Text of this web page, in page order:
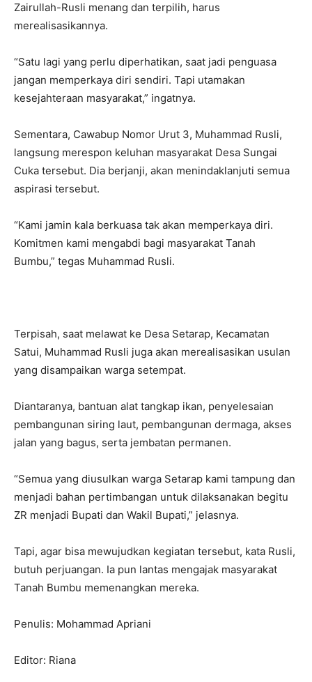
Zairullah-Rusli menang dan terpilih, harus
merealisasikannya.
“Satu lagi yang perlu diperhatikan, saat jadi penguasa
jangan memperkaya diri sendiri. Tapi utamakan
kesejahteraan masyarakat,” ingatnya.
Sementara, Cawabup Nomor Urut 3, Muhammad Rusli,
langsung merespon keluhan masyarakat Desa Sungai
Cuka tersebut. Dia berjanji, akan menindaklanjuti semua
aspirasi tersebut.
“Kami jamin kala berkuasa tak akan memperkaya diri.
Komitmen kami mengabdi bagi masyarakat Tanah
Bumbu,” tegas Muhammad Rusli.
Terpisah, saat melawat ke Desa Setarap, Kecamatan
Satui, Muhammad Rusli juga akan merealisasikan usulan
yang disampaikan warga setempat.
Diantaranya, bantuan alat tangkap ikan, penyelesaian
pembangunan siring laut, pembangunan dermaga, akses
jalan yang bagus, serta jembatan permanen.
“Semua yang diusulkan warga Setarap kami tampung dan
menjadi bahan pertimbangan untuk dilaksanakan begitu
ZR menjadi Bupati dan Wakil Bupati,” jelasnya.
Tapi, agar bisa mewujudkan kegiatan tersebut, kata Rusli,
butuh perjuangan. Ia pun lantas mengajak masyarakat
Tanah Bumbu memenangkan mereka.
Penulis: Mohammad Apriani
Editor: Riana